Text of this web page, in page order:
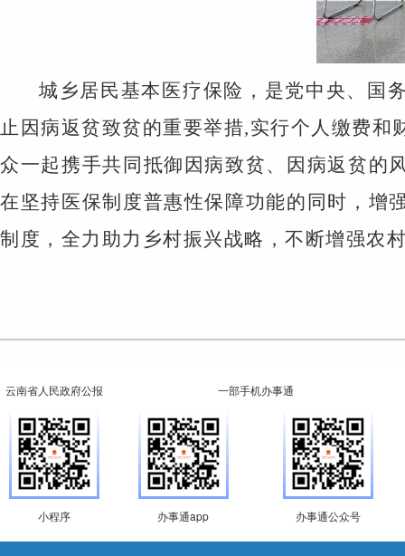
城乡居民基本医疗保险，是党中央、国
止因病返贫致贫的重要举措,实行个人缴费和
众一起携手共同抵御因病致贫、因病返贫的
在坚持医保制度普惠性保障功能的同时，增
制度，全力助力乡村振兴战略，不断增强农
云南省人民政府公报
小程序
一部手机办事通
办事通app 办事通公众号